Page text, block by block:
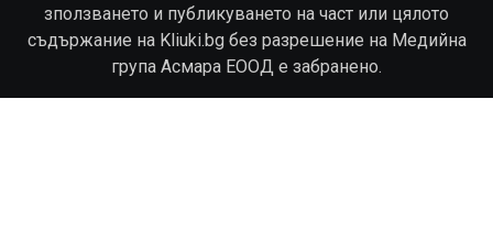
зползването и публикуването на част или цялото
съдържание на Kliuki.bg без разрешение на Медийна
група Асмара ЕООД е забранено.